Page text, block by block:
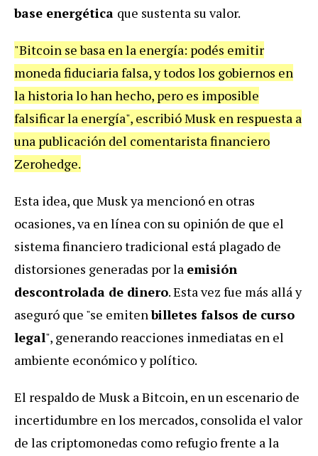
base energética que sustenta su valor.
"Bitcoin se basa en la energía: podés emitir
moneda fiduciaria falsa, y todos los gobiernos en
la historia lo han hecho, pero es imposible
falsificar la energía", escribió Musk en respuesta a
una publicación del comentarista financiero
Zerohedge.
Esta idea, que Musk ya mencionó en otras
ocasiones, va en línea con su opinión de que el
sistema financiero tradicional está plagado de
distorsiones generadas por la emisión
descontrolada de dinero. Esta vez fue más allá y
aseguró que "se emitenbilletes falsos de curso
legal", generando reacciones inmediatas en el
ambiente económico y político.
El respaldo de Musk a Bitcoin, en un escenario de
incertidumbre en los mercados, consolida el valor
de las criptomonedas como refugio frente a la